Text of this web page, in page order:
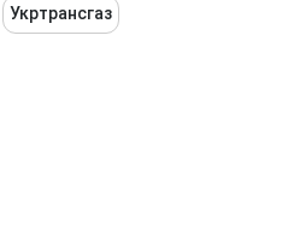
Укртрансгаз